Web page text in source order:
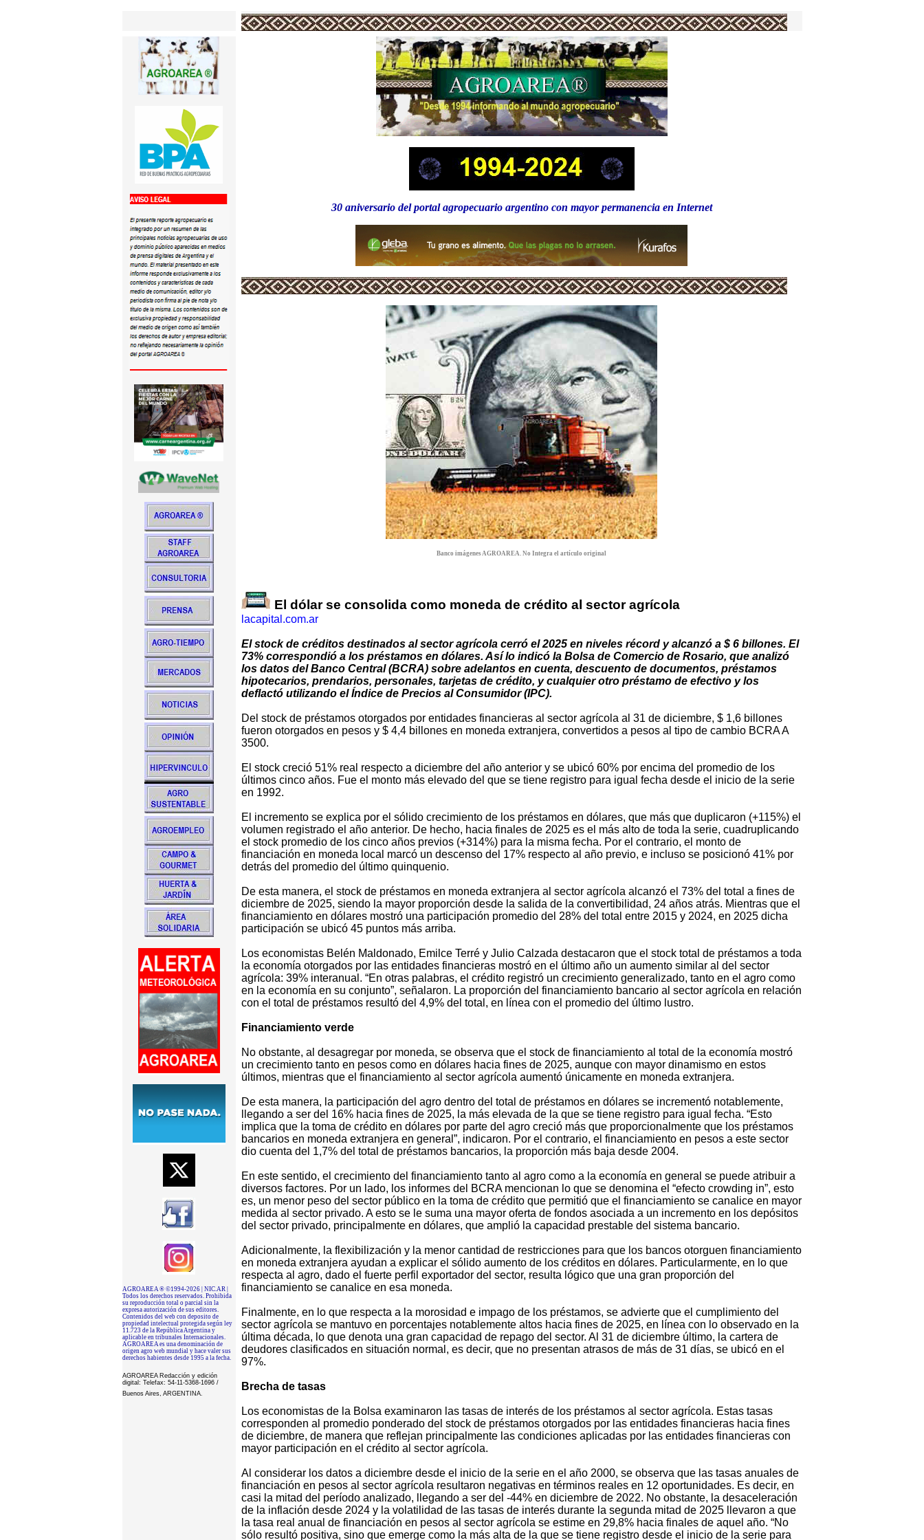
AGROAREA ® ©1994-2026 | NIC.AR |
Todos los derechos reservados. Prohibida
su reproducción total o parcial sin la
expresa autorización de sus editores.
Contenidos del web con deposito de
propiedad intelectual protegida según ley
11.723 de la República Argentina y
aplicable en tribunales Internacionales.
AGROAREA es una denominación de
origen agro web mundial y hace valer sus
derechos habientes desde 1995 a la fecha.
AGROAREA Redacción y edición
digital: Telefax: 54-11-5368-1696 /
Buenos Aires, ARGENTINA.
30 aniversario del portal agropecuario argentino con mayor permanencia en Internet
Banco imágenes AGROAREA. No Integra el artículo original
El dólar se consolida como moneda de crédito al sector agrícola
lacapital.com.ar
El stock de créditos destinados al sector agrícola cerró el 2025 en niveles récord y alcanzó a $ 6 billones. El
73% correspondió a los préstamos en dólares. Así lo indicó la Bolsa de Comercio de Rosario, que analizó
los datos del Banco Central (BCRA) sobre adelantos en cuenta, descuento de documentos, préstamos
hipotecarios, prendarios, personales, tarjetas de crédito, y cualquier otro préstamo de efectivo y los
deflactó utilizando el Índice de Precios al Consumidor (IPC).
Del stock de préstamos otorgados por entidades financieras al sector agrícola al 31 de diciembre, $ 1,6 billones
fueron otorgados en pesos y $ 4,4 billones en moneda extranjera, convertidos a pesos al tipo de cambio BCRA A
3500.
El stock creció 51% real respecto a diciembre del año anterior y se ubicó 60% por encima del promedio de los
últimos cinco años. Fue el monto más elevado del que se tiene registro para igual fecha desde el inicio de la serie
en 1992.
El incremento se explica por el sólido crecimiento de los préstamos en dólares, que más que duplicaron (+115%) el
volumen registrado el año anterior. De hecho, hacia finales de 2025 es el más alto de toda la serie, cuadruplicando
el stock promedio de los cinco años previos (+314%) para la misma fecha. Por el contrario, el monto de
financiación en moneda local marcó un descenso del 17% respecto al año previo, e incluso se posicionó 41% por
detrás del promedio del último quinquenio.
De esta manera, el stock de préstamos en moneda extranjera al sector agrícola alcanzó el 73% del total a fines de
diciembre de 2025, siendo la mayor proporción desde la salida de la convertibilidad, 24 años atrás. Mientras que el
financiamiento en dólares mostró una participación promedio del 28% del total entre 2015 y 2024, en 2025 dicha
participación se ubicó 45 puntos más arriba.
Los economistas Belén Maldonado, Emilce Terré y Julio Calzada destacaron que el stock total de préstamos a toda
la economía otorgados por las entidades financieras mostró en el último año un aumento similar al del sector
agrícola: 39% interanual. “En otras palabras, el crédito registró un crecimiento generalizado, tanto en el agro como
en la economía en su conjunto”, señalaron. La proporción del financiamiento bancario al sector agrícola en relación
con el total de préstamos resultó del 4,9% del total, en línea con el promedio del último lustro.
Financiamiento verde
No obstante, al desagregar por moneda, se observa que el stock de financiamiento al total de la economía mostró
un crecimiento tanto en pesos como en dólares hacia fines de 2025, aunque con mayor dinamismo en estos
últimos, mientras que el financiamiento al sector agrícola aumentó únicamente en moneda extranjera.
De esta manera, la participación del agro dentro del total de préstamos en dólares se incrementó notablemente,
llegando a ser del 16% hacia fines de 2025, la más elevada de la que se tiene registro para igual fecha. “Esto
implica que la toma de crédito en dólares por parte del agro creció más que proporcionalmente que los préstamos
bancarios en moneda extranjera en general”, indicaron. Por el contrario, el financiamiento en pesos a este sector
dio cuenta del 1,7% del total de préstamos bancarios, la proporción más baja desde 2004.
En este sentido, el crecimiento del financiamiento tanto al agro como a la economía en general se puede atribuir a
diversos factores. Por un lado, los informes del BCRA mencionan lo que se denomina el “efecto crowding in”, esto
es, un menor peso del sector público en la toma de crédito que permitió que el financiamiento se canalice en mayor
medida al sector privado. A esto se le suma una mayor oferta de fondos asociada a un incremento en los depósitos
del sector privado, principalmente en dólares, que amplió la capacidad prestable del sistema bancario.
Adicionalmente, la flexibilización y la menor cantidad de restricciones para que los bancos otorguen financiamiento
en moneda extranjera ayudan a explicar el sólido aumento de los créditos en dólares. Particularmente, en lo que
respecta al agro, dado el fuerte perfil exportador del sector, resulta lógico que una gran proporción del
financiamiento se canalice en esa moneda.
Finalmente, en lo que respecta a la morosidad e impago de los préstamos, se advierte que el cumplimiento del
sector agrícola se mantuvo en porcentajes notablemente altos hacia fines de 2025, en línea con lo observado en la
última década, lo que denota una gran capacidad de repago del sector. Al 31 de diciembre último, la cartera de
deudores clasificados en situación normal, es decir, que no presentan atrasos de más de 31 días, se ubicó en el
97%.
Brecha de tasas
Los economistas de la Bolsa examinaron las tasas de interés de los préstamos al sector agrícola. Estas tasas
corresponden al promedio ponderado del stock de préstamos otorgados por las entidades financieras hacia fines
de diciembre, de manera que reflejan principalmente las condiciones aplicadas por las entidades financieras con
mayor participación en el crédito al sector agrícola.
Al considerar los datos a diciembre desde el inicio de la serie en el año 2000, se observa que las tasas anuales de
financiación en pesos al sector agrícola resultaron negativas en términos reales en 12 oportunidades. Es decir, en
casi la mitad del período analizado, llegando a ser del -44% en diciembre de 2022. No obstante, la desaceleración
de la inflación desde 2024 y la volatilidad de las tasas de interés durante la segunda mitad de 2025 llevaron a que
la tasa real anual de financiación en pesos al sector agrícola se estime en 29,8% hacia finales de aquel año. “No
sólo resultó positiva, sino que emerge como la más alta de la que se tiene registro desde el inicio de la serie para